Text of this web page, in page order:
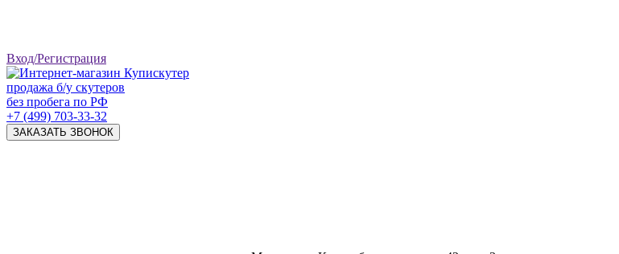
Вход/Регистрация
продажа б/у скутеров
без пробега по РФ
+7 (499) 703-33-32
ЗАКАЗАТЬ ЗВОНОК